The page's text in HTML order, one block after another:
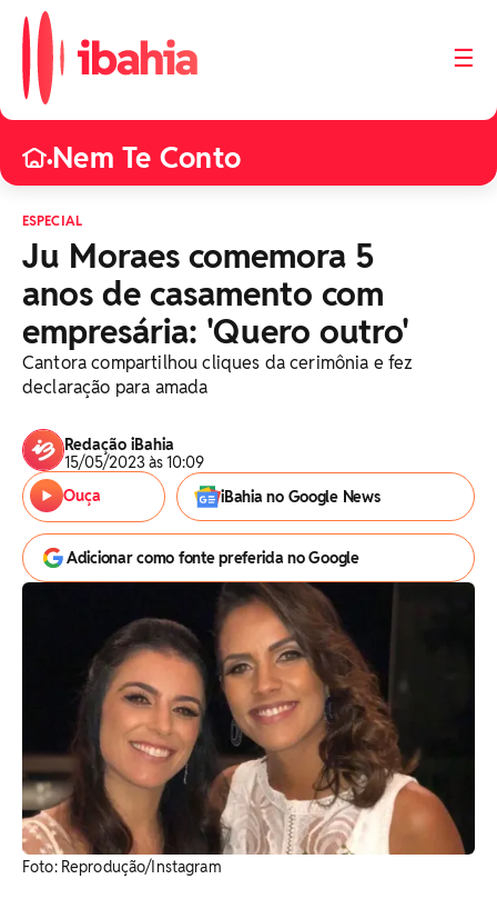
☰
•Nem Te Conto
ESPECIAL
Ju Moraes comemora 5
anos de casamento com
empresária: 'Quero outro'
Cantora compartilhou cliques da cerimônia e fez
declaração para amada
Redação iBahia
15/05/2023 às 10:09
Ouça
iBahia no Google News
Adicionar como fonte preferida no Google
Foto: Reprodução/Instagram